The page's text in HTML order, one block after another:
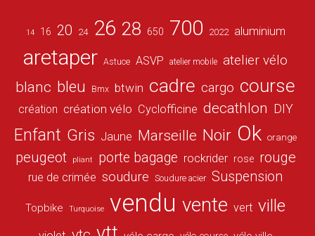
14 16 20 24 26 28 650 700 2022 aluminium
aretaper Astuce ASVP atelier mobile atelier vélo
blanc bleu Bmx btwin cadre cargo course
création création vélo Cyclofficine decathlon DIY
Enfant Gris Jaune Marseille Noir Ok orange
peugeot pliant porte bagage rockrider rose rouge
rue de crimée soudure Soudure acier Suspension
Topbike Turquoise vendu vente vert ville